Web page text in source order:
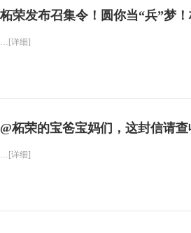
柘荣发布召集令！圆你当“兵”梦
…[详细]
@柘荣的宝爸宝妈们，这封信请查
…[详细]